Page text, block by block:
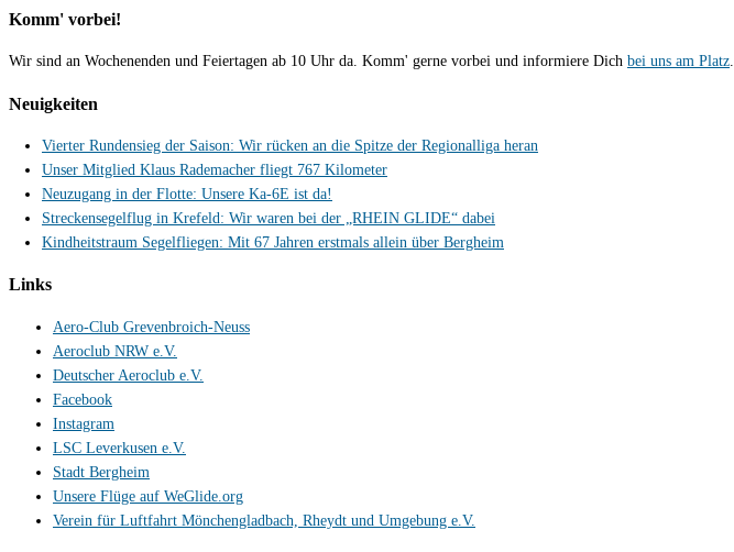
Komm' vorbei!
Wir sind an Wochenenden und Feiertagen ab 10 Uhr da. Komm' gerne vorbei und informiere Dich bei uns am Platz.
Neuigkeiten
Vierter Rundensieg der Saison: Wir rücken an die Spitze der Regionalliga heran
Unser Mitglied Klaus Rademacher fliegt 767 Kilometer
Neuzugang in der Flotte: Unsere Ka-6E ist da!
Streckensegelflug in Krefeld: Wir waren bei der „RHEIN GLIDE“ dabei
Kindheitstraum Segelfliegen: Mit 67 Jahren erstmals allein über Bergheim
Links
Aero-Club Grevenbroich-Neuss
Aeroclub NRW e.V.
Deutscher Aeroclub e.V.
Facebook
Instagram
LSC Leverkusen e.V.
Stadt Bergheim
Unsere Flüge auf WeGlide.org
Verein für Luftfahrt Mönchengladbach, Rheydt und Umgebung e.V.